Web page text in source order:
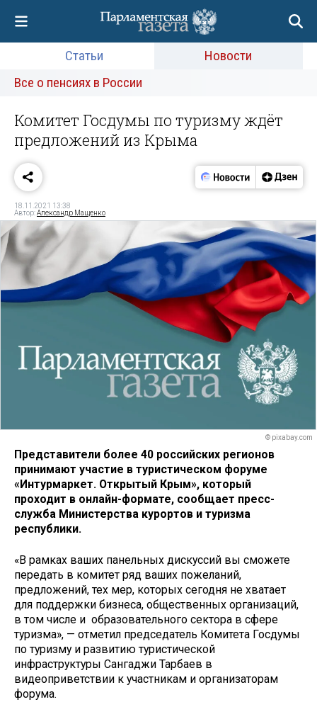
Статьи
Новости
Все о пенсиях в России
Комитет Госдумы по туризму ждёт
предложений из Крыма
18.11.2021 13:38
Автор:Александр Мащенко
© pixabay.com
Представители более 40 российских регионов
принимают участие в туристическом форуме
«Интурмаркет. Открытый Крым», который
проходит в онлайн-формате, сообщает пресс-
служба Министерства курортов и туризма
республики.
«В рамках ваших панельных дискуссий вы сможете
передать в комитет ряд ваших пожеланий,
предложений, тех мер, которых сегодня не хватает
для поддержки бизнеса, общественных организаций,
в том числе и образовательного сектора в сфере
туризма», — отметил председатель Комитета Госдумы
по туризму и развитию туристической
инфраструктуры Сангаджи Тарбаев в
видеоприветствии к участникам и организаторам
форума.